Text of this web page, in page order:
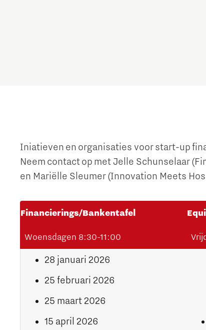
Iniatieven en organisaties voor start-up
Neem contact op met Jelle Schunselaar
en Mariëlle Sleumer (Innovation Meets
Financierings/Bankentafel
Woensdagen 8:30-11:00
28 januari 2026
25 februari 2026
25 maart 2026
15 april 2026